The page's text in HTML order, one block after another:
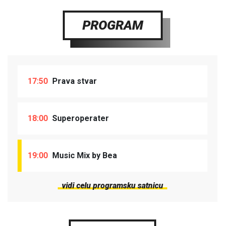
PROGRAM
17:50 Prava stvar
18:00 Superoperater
19:00 Music Mix by Bea
vidi celu programsku satnicu